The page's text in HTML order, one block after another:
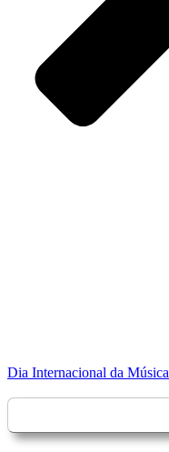
Dia Internacional da Música